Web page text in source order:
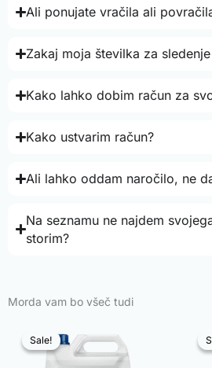
Ali ponujate vračila ali
Zakaj moja številka za
Kako lahko dobim račun za
Kako ustvarim račun?
Ali lahko oddam naročilo, ne
Na seznamu ne najdem
storim?
Morda vam bo všeč tudi
Sale!
Sale!